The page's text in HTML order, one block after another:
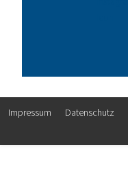
Impressum Datenschutz